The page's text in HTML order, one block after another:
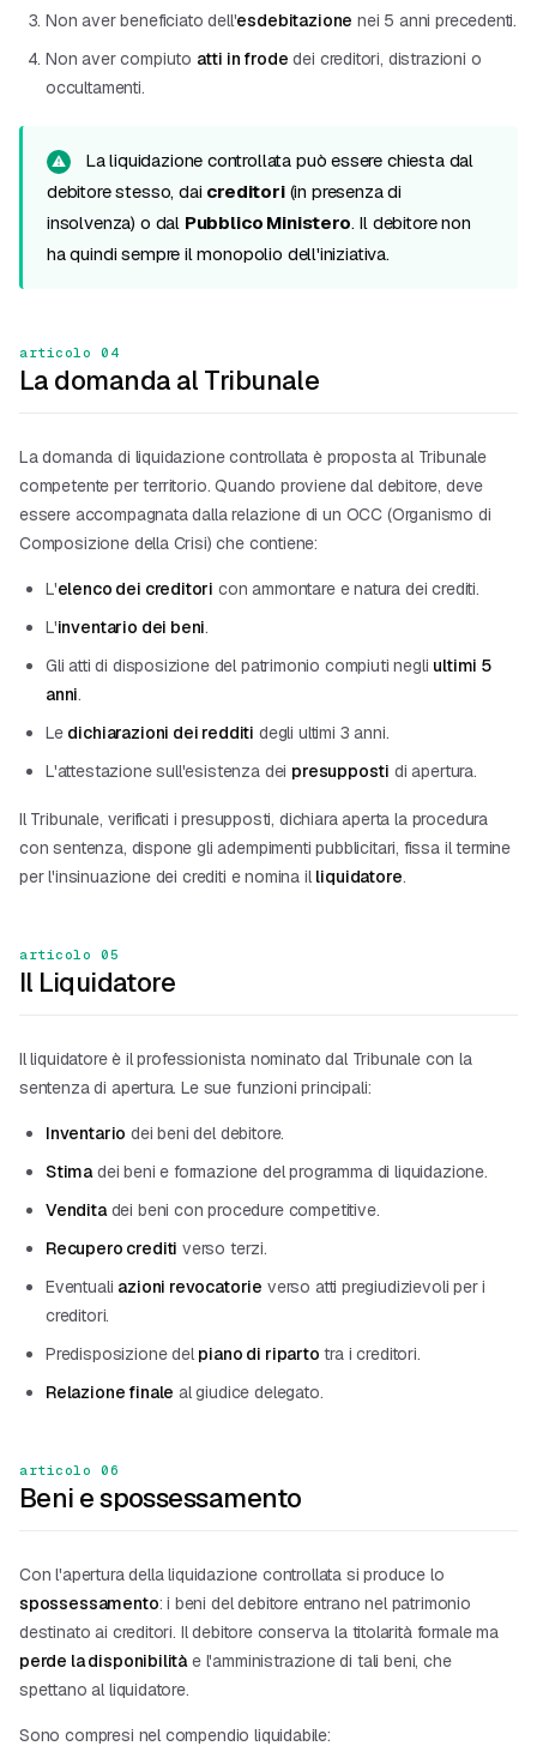
Non aver beneficiato dell'esdebitazione nei 5 anni precedenti.
Non aver compiuto atti in frode dei creditori, distrazioni o
occultamenti.
La liquidazione controllata può essere chiesta dal
debitore stesso, dai creditori(in presenza di
insolvenza) o dal Pubblico Ministero. Il debitore non
ha quindi sempre il monopolio dell'iniziativa.
articolo 04
La domanda al Tribunale
La domanda di liquidazione controllata è proposta al Tribunale
competente per territorio. Quando proviene dal debitore, deve
essere accompagnata dalla relazione di un OCC (Organismo di
Composizione della Crisi) che contiene:
L'elenco dei creditori con ammontare e natura dei crediti.
L'inventario dei beni.
Gli atti di disposizione del patrimonio compiuti negli ultimi 5
anni.
Le dichiarazioni dei redditi degli ultimi 3 anni.
L'attestazione sull'esistenza dei presupposti di apertura.
Il Tribunale, verificati i presupposti, dichiara aperta la procedura
con sentenza, dispone gli adempimenti pubblicitari, fissa il termine
per l'insinuazione dei crediti e nomina illiquidatore.
articolo 05
Il Liquidatore
Il liquidatore è il professionista nominato dal Tribunale con la
sentenza di apertura. Le sue funzioni principali:
Inventario dei beni del debitore.
Stimadei beni e formazione del programma di liquidazione.
Venditadei beni con procedure competitive.
Recupero crediti verso terzi.
Eventuali azioni revocatorie verso atti pregiudizievoli per i
creditori.
Predisposizione delpiano di riparto tra i creditori.
Relazione finale al giudice delegato.
articolo 06
Beni e spossessamento
Con l'apertura della liquidazione controllata si produce lo
spossessamento: i beni del debitore entrano nel patrimonio
destinato ai creditori. Il debitore conserva la titolarità formale ma
perde la disponibilitàe l'amministrazione di tali beni, che
spettano al liquidatore.
Sono compresi nel compendio liquidabile: